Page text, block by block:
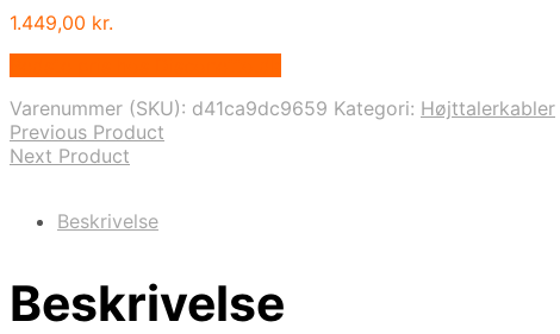
1.449,00 kr.
Varenummer (SKU): d41ca9dc9659 Kategori: Højttalerkabler
Previous Product
Next Product
Beskrivelse
Beskrivelse